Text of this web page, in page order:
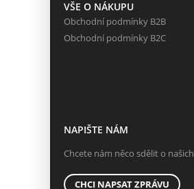
VŠE O NÁKUPU
Obchodní podmínky B2B
Obchodní podmínky B2C
NAPIŠTE NÁM
Chcete nám něco sdělit o
CHCI NAPSAT ZPRÁVU